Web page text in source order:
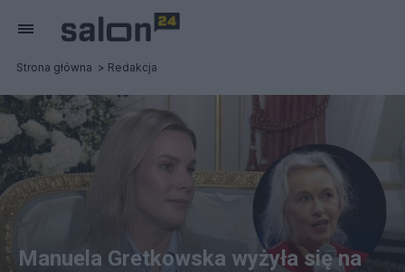
Strona główna Redakcja
Manuela Gretkowska wyżyła się na